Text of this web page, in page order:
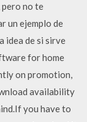
pero no te
un ejemplo de
idea de si sirve
for home
on promotion,
availability
you have to